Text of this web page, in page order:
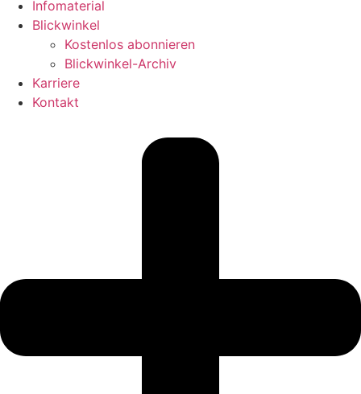
Infomaterial
Blickwinkel
Kostenlos abonnieren
Blickwinkel-Archiv
Karriere
Kontakt